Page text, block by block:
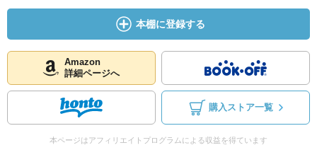
本棚に登録する
Amazon
詳細ページへ
購入ストア一覧
本ページはアフィリエイトプログラムによる収益を得ています